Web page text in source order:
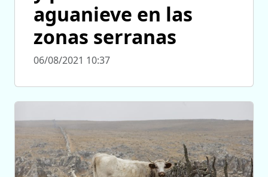
aguanieve en las
zonas serranas
06/08/2021 10:37